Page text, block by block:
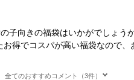
子向きの福袋はいかがでしょう
得でコスパが高い福袋なので、
全てのおすすめコメント（3件）